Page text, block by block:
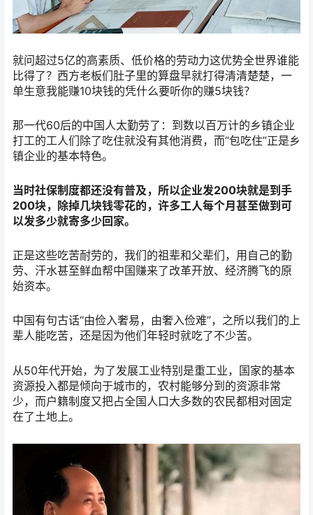
就问超过5亿的高素质、低价格的劳动力这优势全世界谁能
比得了？西方老板们肚子里的算盘早就打得清清楚楚，一
单生意我能赚10块钱的凭什么要听你的赚5块钱？
那一代60后的中国人太勤劳了：到数以百万计的乡镇企业
打工的工人们除了吃住就没有其他消费，而“包吃住”正是乡
镇企业的基本特色。
当时社保制度都还没有普及，所以企业发200块就是到手
200块，除掉几块钱零花的，许多工人每个月甚至做到可
以发多少就寄多少回家。
正是这些吃苦耐劳的，我们的祖辈和父辈们，用自己的勤
劳、汗水甚至鲜血帮中国赚来了改革开放、经济腾飞的原
始资本。
中国有句古话“由俭入奢易，由奢入俭难”，之所以我们的上
辈人能吃苦，还是因为他们年轻时就吃了不少苦。
从50年代开始，为了发展工业特别是重工业，国家的基本
资源投入都是倾向于城市的，农村能够分到的资源非常
少，而户籍制度又把占全国人口大多数的农民都相对固定
在了土地上。